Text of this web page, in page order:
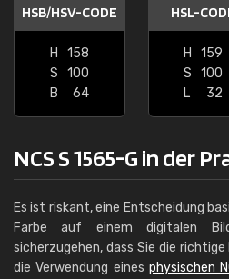
HSB/HSV-CODE
H
158
S
100
B
64
HSL-
H
159
S
100
L
32
NCS S 1565-G in der
Es ist riskant, eine Entscheidung
Farbe auf einem digitalen
sicherzugehen, dass Sie die
die Verwendung eines physischen